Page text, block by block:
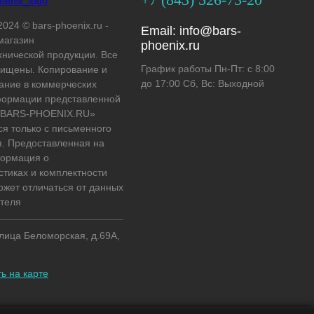
© bars-phoenix.ru -
продукции. Все
Копирование и
в коммерческих
представленной
PHOENIX.RU»
только с письменного
Предоставленная на
о
и комплектности
отличаться от данных
Беломорская, д.69А,
на карте
Email: info@bars-
phoenix.ru
График работы Пн-Пт: с 8:00
до 17:00 Сб, Вс: Выходной